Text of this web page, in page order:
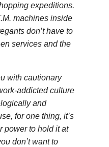
expeditions.
machines inside
don’t have to
services and the
with cautionary
addicted culture
and
for one thing, it’s
power to hold it at
don’t want to